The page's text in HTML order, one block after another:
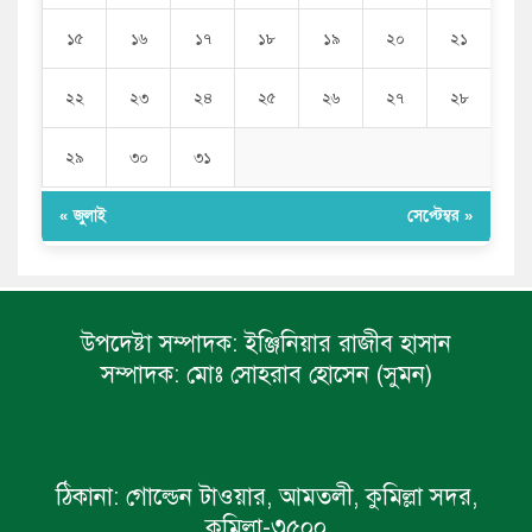
১৫ ১৬ ১৭ ১৮ ১৯ ২০ ২১
২২ ২৩ ২৪ ২৫ ২৬ ২৭ ২৮
২৯ ৩০ ৩১
« জুলাই সেপ্টেম্বর »
উপদেষ্টা সম্পাদক: ইঞ্জিনিয়ার রাজীব হাসান
সম্পাদক: মোঃ সোহরাব হোসেন (সুমন)
ঠিকানা: গোল্ডেন টাওয়ার, আমতলী, কুমিল্লা সদর,